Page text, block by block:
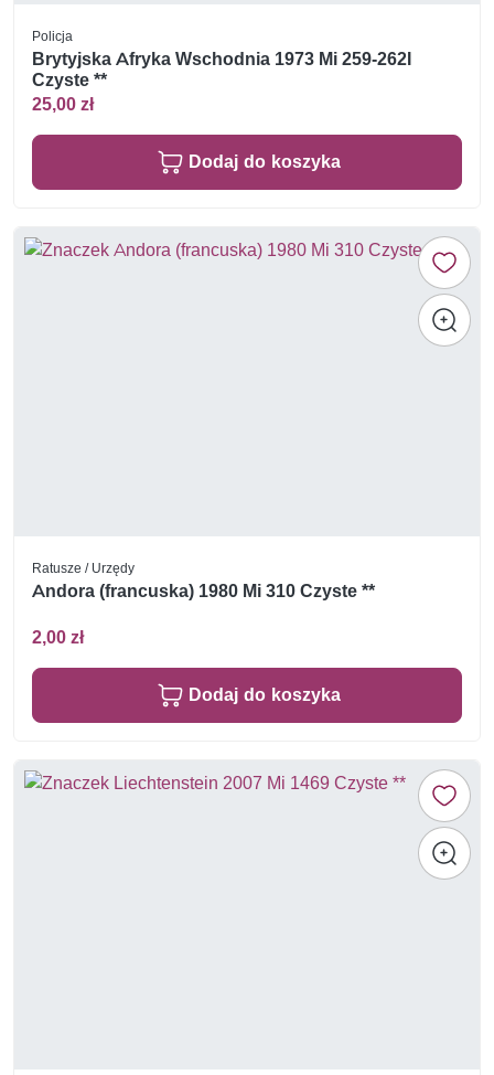
Policja
Brytyjska Afryka Wschodnia 1973 Mi 259-262I
Czyste **
25,00 zł
Dodaj do koszyka
Ratusze / Urzędy
Andora (francuska) 1980 Mi 310 Czyste **
2,00 zł
Dodaj do koszyka